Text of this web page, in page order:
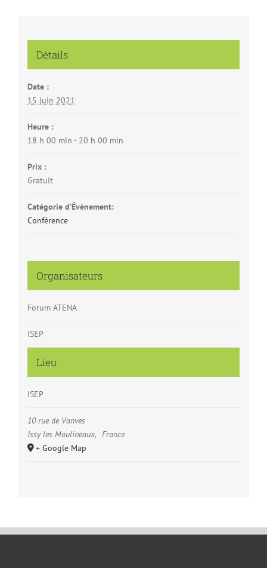
Détails
Date :
15 juin 2021
Heure :
18 h 00 min - 20 h 00 min
Prix :
Gratuit
Catégorie d’Évènement:
Conférence
Lieu
ISEP
10 rue de Vanves
Issy les Moulineaux, France
+ Google Map
Organisateurs
Forum ATENA
ISEP